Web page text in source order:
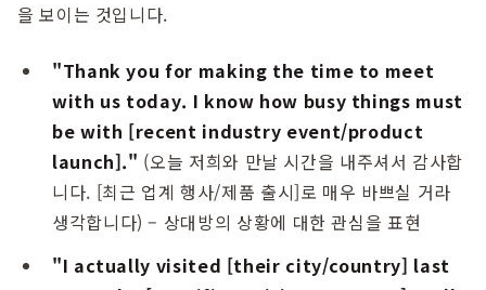
을 보이는 것입니다.
"Thank you for making the time to meet
with us today. I know how busy things must
be with [recent industry event/product
launch]." (오늘 저희와 만날 시간을 내주셔서 감사합
니다. [최근 업계 행사/제품 출시]로 매우 바쁘실 거라
생각합니다) – 상대방의 상황에 대한 관심을 표현
"I actually visited [their city/country] last